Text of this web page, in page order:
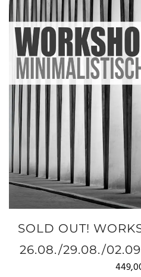
SOLD OUT!
26.08./29.08./